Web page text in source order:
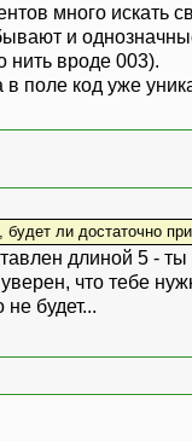
много искать
и
нить вроде 003).
в поле код уже
ли достаточно
длиной 5 -
что тебе
будет...